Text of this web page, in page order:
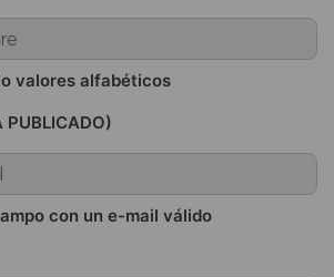
valores alfabéticos
PUBLICADO)
con un e-mail válido